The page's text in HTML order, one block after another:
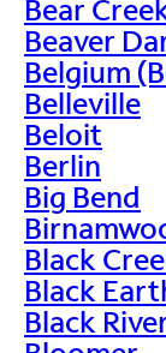
Bear
Beaver
Belgium
Belleville
Beloit
Berlin
Big Bend
Black
Black
Black